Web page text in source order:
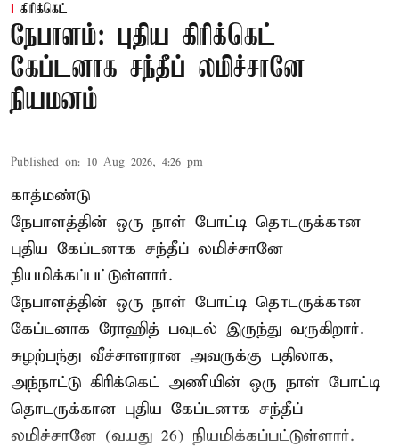
கிரிக்கெட்
நேபாளம்: புதிய கிரிக்கெட்
கேப்டனாக சந்தீப் லமிச்சானே
நியமனம்
Published on: 10 Aug 2026, 4:26 pm
காத்மண்டு
நேபாளத்தின் ஒரு நாள் போட்டி தொடருக்கான
புதிய கேப்டனாக சந்தீப் லமிச்சானே
நியமிக்கப்பட்டுள்ளார்.
நேபாளத்தின் ஒரு நாள் போட்டி தொடருக்கான
கேப்டனாக ரோஹித் பவுடல் இருந்து வருகிறார்.
சுழற்பந்து வீச்சாளரான அவருக்கு பதிலாக,
அந்நாட்டு கிரிக்கெட் அணியின் ஒரு நாள் போட்டி
தொடருக்கான புதிய கேப்டனாக சந்தீப்
லமிச்சானே (வயது 26) நியமிக்கப்பட்டுள்ளார்.